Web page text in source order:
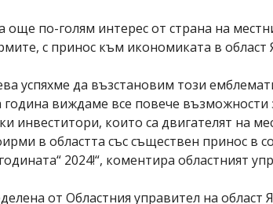
още по-голям интерес от страна на
с принос към икономиката в област
успяхме да възстановим този
година виждаме все повече
които са двигателят на
в областта със съществен принос в
2024!“, коментира областният
от Областния управител на област